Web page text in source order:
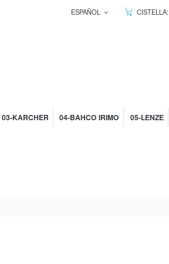
ESPAÑOL CISTELLA:
03-KARCHER 04-BAHCO IRIMO 05-LENZE